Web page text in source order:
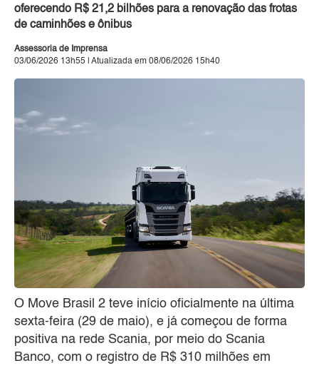
oferecendo R$ 21,2 bilhões para a renovação das frotas
de caminhões e ônibus
Assessoria de Imprensa
03/06/2026 13h55 | Atualizada em 08/06/2026 15h40
O Move Brasil 2 teve início oficialmente na última
sexta-feira (29 de maio), e já começou de forma
positiva na rede Scania, por meio do Scania
Banco, com o registro de R$ 310 milhões em